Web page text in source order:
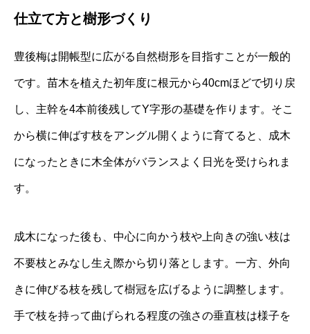
仕立て方と樹形づくり
豊後梅は開帳型に広がる自然樹形を目指すことが一般的
です。苗木を植えた初年度に根元から40cmほどで切り戻
し、主幹を4本前後残してY字形の基礎を作ります。そこ
から横に伸ばす枝をアングル開くように育てると、成木
になったときに木全体がバランスよく日光を受けられま
す。
成木になった後も、中心に向かう枝や上向きの強い枝は
不要枝とみなし生え際から切り落とします。一方、外向
きに伸びる枝を残して樹冠を広げるように調整します。
手で枝を持って曲げられる程度の強さの垂直枝は様子を